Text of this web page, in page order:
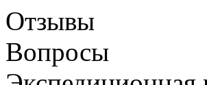
Отзывы
Вопросы